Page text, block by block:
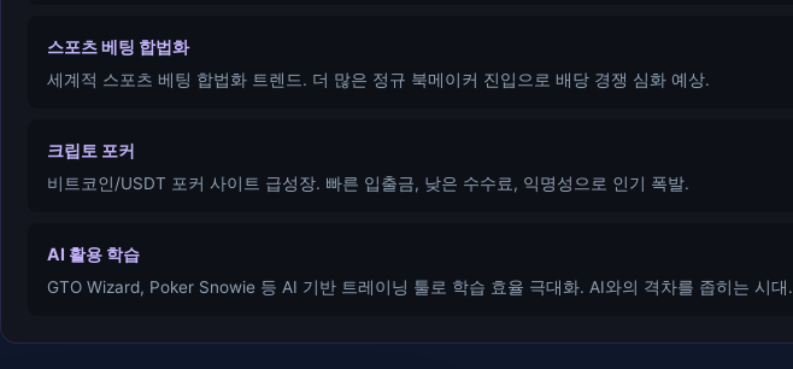
스포츠 베팅 합법화
세계적 스포츠 베팅 합법화 트렌드. 더 많은 정규 북메이커 진입으로 배당 경쟁 심화 예상.
크립토 포커
비트코인/USDT 포커 사이트 급성장. 빠른 입출금, 낮은 수수료, 익명성으로 인기 폭발.
AI 활용 학습
GTO Wizard, Poker Snowie 등 AI 기반 트레이닝 툴로 학습 효율 극대화. AI와의 격차를 좁히는 시대.